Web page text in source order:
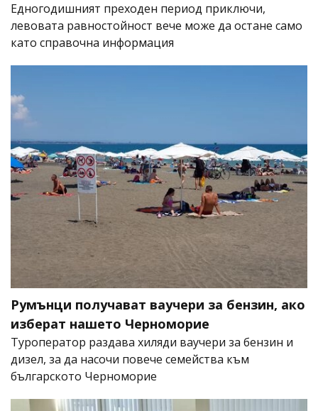
Едногодишният преходен период приключи,
левовата равностойност вече може да остане само
като справочна информация
Румънци получават ваучери за бензин, ако
изберат нашето Черноморие
Туроператор раздава хиляди ваучери за бензин и
дизел, за да насочи повече семейства към
българското Черноморие